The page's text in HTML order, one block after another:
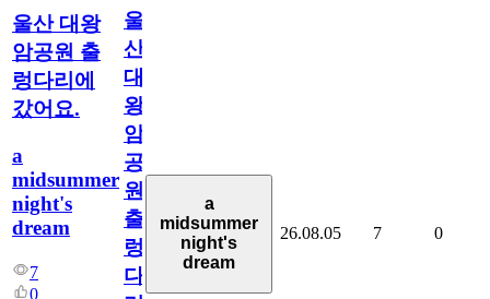
울산 대왕
암공원 출
렁다리에
갔어요.
a
midsummer
night's
dream
7
0
울
산
대
왕
암
공
원
출
렁
다
a
midsummer
night's
dream
26.08.05 7 0